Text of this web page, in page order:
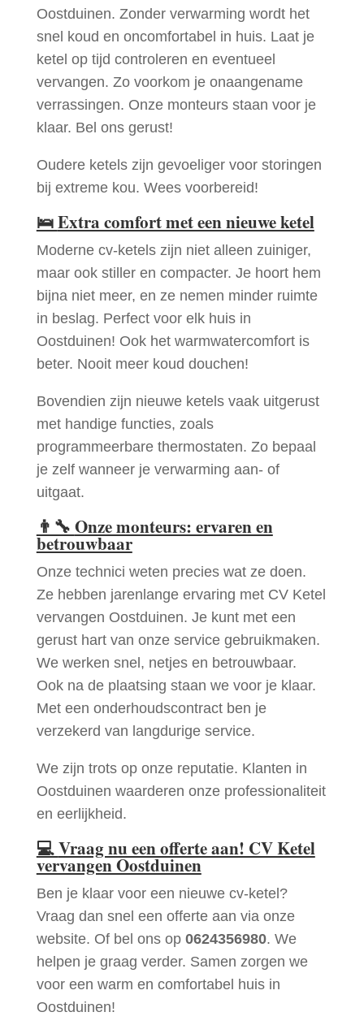
Oostduinen. Zonder verwarming wordt het
snel koud en oncomfortabel in huis. Laat je
ketel op tijd controleren en eventueel
vervangen. Zo voorkom je onaangename
verrassingen. Onze monteurs staan voor je
klaar. Bel ons gerust!
Oudere ketels zijn gevoeliger voor storingen
bij extreme kou. Wees voorbereid!
🛌Extra comfort met een nieuwe ketel
Moderne cv-ketels zijn niet alleen zuiniger,
maar ook stiller en compacter. Je hoort hem
bijna niet meer, en ze nemen minder ruimte
in beslag. Perfect voor elk huis in
Oostduinen! Ook het warmwatercomfort is
beter. Nooit meer koud douchen!
Bovendien zijn nieuwe ketels vaak uitgerust
met handige functies, zoals
programmeerbare thermostaten. Zo bepaal
je zelf wanneer je verwarming aan- of
uitgaat.
👨‍🔧 Onze monteurs: ervaren en
betrouwbaar
Onze technici weten precies wat ze doen.
Ze hebben jarenlange ervaring met CV Ketel
vervangen Oostduinen. Je kunt met een
gerust hart van onze service gebruikmaken.
We werken snel, netjes en betrouwbaar.
Ook na de plaatsing staan we voor je klaar.
Met een onderhoudscontract ben je
verzekerd van langdurige service.
We zijn trots op onze reputatie. Klanten in
Oostduinen waarderen onze professionaliteit
en eerlijkheid.
💻Vraag nu een offerte aan! CV Ketel
vervangen Oostduinen
Ben je klaar voor een nieuwe cv-ketel?
Vraag dan snel een offerte aan via onze
website. Of bel ons op 0624356980. We
helpen je graag verder. Samen zorgen we
voor een warm en comfortabel huis in
Oostduinen!